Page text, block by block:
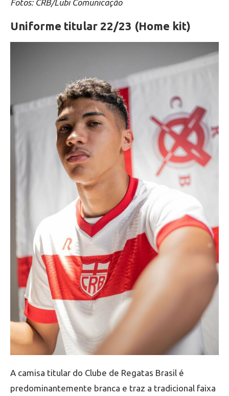
Fotos: CRB/Lubi Comunicação
Uniforme titular 22/23 (Home kit)
A camisa titular do Clube de Regatas Brasil é
predominantemente branca e traz a tradicional faixa